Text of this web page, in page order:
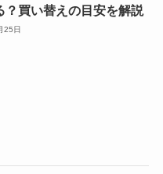
？買い替えの目安を解説
25日